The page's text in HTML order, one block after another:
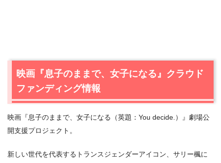
映画『息子のままで、女子になる』クラウド
ファンディング情報
映画『息子のままで、女子になる（英題：You decide.）』劇場公
開支援プロジェクト。
新しい世代を代表するトランスジェンダーアイコン、サリー楓に